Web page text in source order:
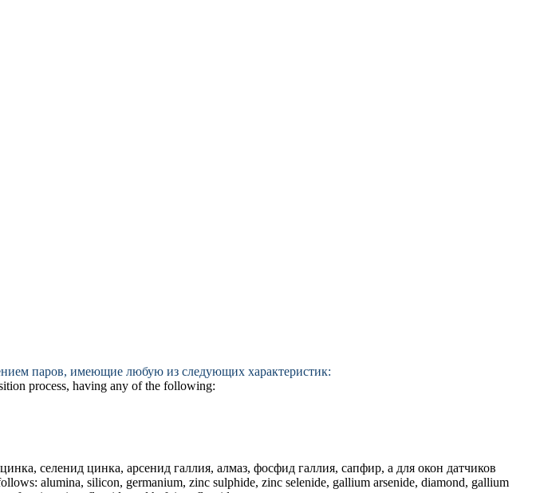
паров, имеющие любую из следующих характеристик:
process, having any of the following:
, селенид цинка, арсенид галлия, алмаз, фосфид галлия, сапфир, а для окон датчиков
alumina, silicon, germanium, zinc sulphide, zinc selenide, gallium arsenide, diamond, gallium